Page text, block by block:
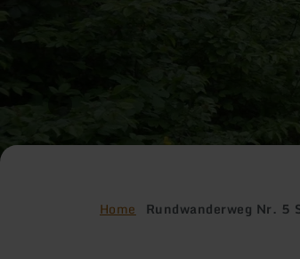
Home Rundwanderweg Nr. 5